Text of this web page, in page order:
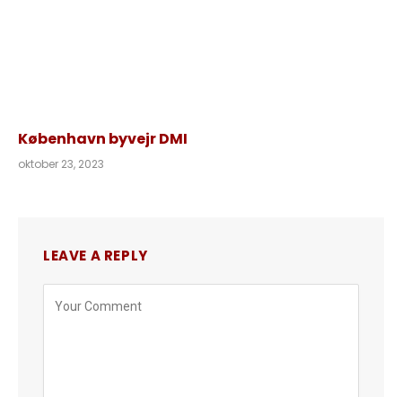
København byvejr DMI
oktober 23, 2023
LEAVE A REPLY